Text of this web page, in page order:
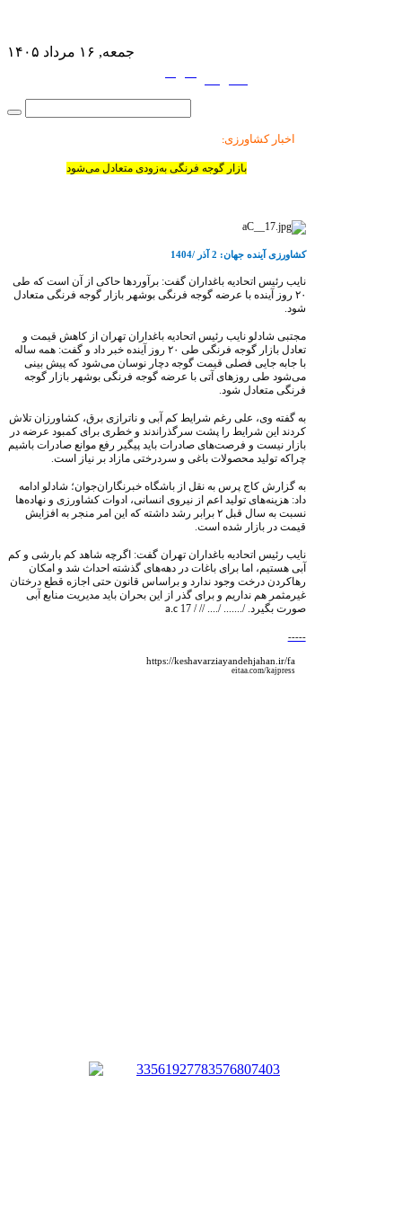
جمعه, ۱۶ مرداد ۱۴۰۵
اخبار کشاورزی:
بازار گوجه فرنگی به‌زودی متعادل می‌شود
کشاورزی آینده جهان: 2 آذر /1404
نایب رئیس اتحادیه باغداران گفت: برآوردها حاکی از آن است که طی
۲۰ روز آینده با عرضه گوجه فرنگی بوشهر بازار گوجه فرنگی متعادل
شود.
مجتبی شادلو نایب رئیس اتحادیه باغداران تهران از کاهش قیمت و
تعادل بازار گوجه فرنگی طی ۲۰ روز آینده خبر داد و گفت: همه ساله
با جابه جایی فصلی قیمت گوجه دچار نوسان می‌شود که پیش بینی
می‌شود طی روزهای آتی با عرضه گوجه فرنگی بوشهر بازار گوجه
فرنگی متعادل شود.
به گفته وی، علی رغم شرایط کم آبی و ناترازی برق، کشاورزان تلاش
کردند این شرایط را پشت سرگذراندند و خطری برای کمبود عرضه در
بازار نیست و فرصت‌های صادرات باید پیگیر رفع موانع صادرات باشیم
چراکه تولید محصولات باغی و سردرختی مازاد بر نیاز است.
به گزارش کاج پرس به نقل از باشگاه خبرنگاران‌جوان؛ شادلو ادامه
داد: هزینه‌های تولید اعم از نیروی انسانی، ادوات کشاورزی و نهاده‌ها
نسبت به سال قبل۲ برابر رشد داشته که این امر منجر به افزایش
قیمت در بازار شده است.
نایب رئیس اتحادیه باغداران تهران گفت: اگرچه شاهد کم بارشی و کم
آبی هستیم، اما برای باغات در دهه‌های گذشته احداث شد و امکان
رهاکردن درخت وجود ندارد و براساس قانون حتی اجازه قطع درختان
غیرمثمر هم نداریم و برای گذر از این بحران باید مدیریت منابع آبی
صورت بگیرد. /....... /....// / 17
a.c
-----
https://keshavarziayandehjahan.ir/fa
eitaa.com/kajpress